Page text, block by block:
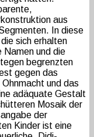
aus
In diese
sich erhalten
Namen und die
begrenzten
gegen das
und das
adäquate Gestalt
Mosaik der
der
Kinder ist eine